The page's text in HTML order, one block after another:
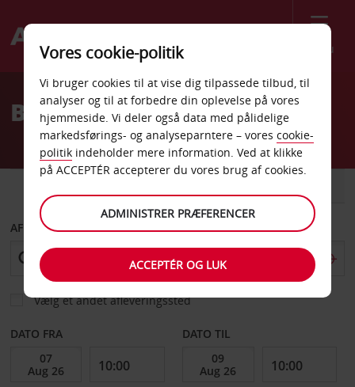
Menu
Welcome
AvisBilleje Arzignano
AFHENT FRA
Vælg et andet afleveringssted
DATO FRA DATO TIL
Vores cookie-politik
Vi bruger cookies til at vise dig tilpassede tilbud, til
analyser og til at forbedre din oplevelse på vores
hjemmeside. Vi deler også data med pålidelige
markedsførings- og analyseparntere – vores cookie-
politik indeholder mere information. Ved at klikke
på ACCEPTÉR accepterer du vores brug af cookies.
ADMINISTRER PRÆFERENCER
ACCEPTÉR OG LUK